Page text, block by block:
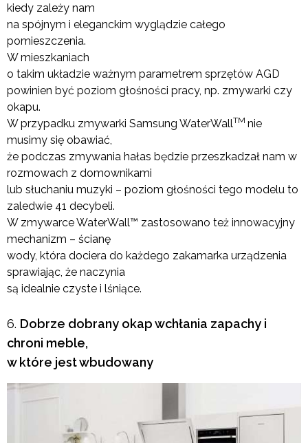
kiedy zależy nam
na spójnym i eleganckim wyglądzie całego
pomieszczenia.
W mieszkaniach
o takim układzie ważnym parametrem sprzętów AGD
powinien być poziom głośności pracy, np. zmywarki czy
okapu.
W przypadku zmywarki Samsung WaterWallTM nie
musimy się obawiać,
że podczas zmywania hałas będzie przeszkadzał nam w
rozmowach z domownikami
lub słuchaniu muzyki – poziom głośności tego modelu to
zaledwie 41 decybeli.
W zmywarce WaterWall™ zastosowano też innowacyjny
mechanizm – ścianę
wody, która dociera do każdego zakamarka urządzenia
sprawiając, że naczynia
są idealnie czyste i lśniące.
Dobrze dobrany okap wchłania zapachy i
chroni meble,
w które jest wbudowany